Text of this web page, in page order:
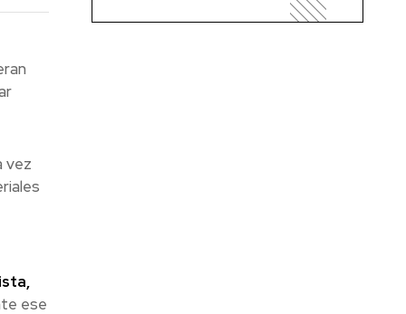
vez
ese